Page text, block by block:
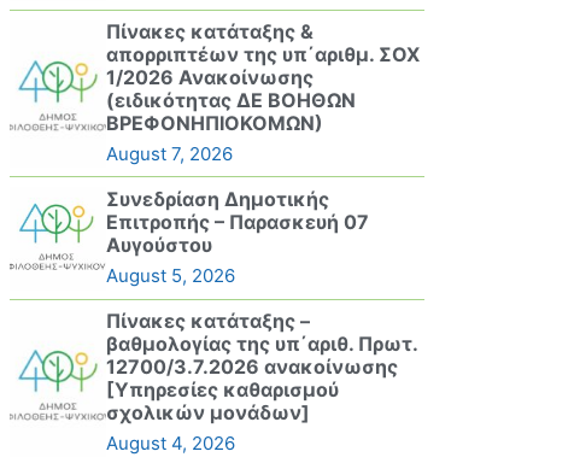
Πίνακες κατάταξης &
απορριπτέων της υπ΄αριθμ. ΣΟΧ
1/2026 Ανακοίνωσης
(ειδικότητας ΔΕ ΒΟΗΘΩΝ
ΒΡΕΦΟΝΗΠΙΟΚΟΜΩΝ)
August 7, 2026
Συνεδρίαση Δημοτικής
Επιτροπής – Παρασκευή 07
Αυγούστου
August 5, 2026
Πίνακες κατάταξης –
βαθμολογίας της υπ΄αριθ. Πρωτ.
12700/3.7.2026 ανακοίνωσης
[Υπηρεσίες καθαρισμού
σχολικών μονάδων]
August 4, 2026